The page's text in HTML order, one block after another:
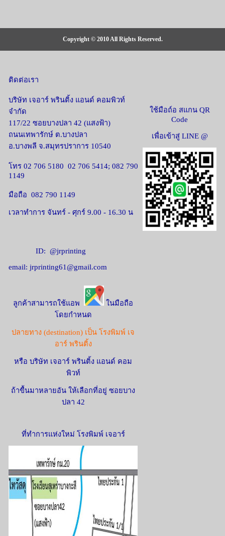
Copyright © 2010 All Rights Reserved.
ติดต่อเรา
บริษัท เจอาร์ พรินติ้ง แอนด์ คอมพิวท์
จำกัด
117/22 ซอยบางปลา 42 (แสงฟ้า)
ถนนเทพารักษ์ ต.บางปลา
อ.บางพลี จ.สมุทรปราการ 10540
โทร 02 706 5180 02 706 5414; 082 790
1149
มือถือ 082 790 1149
เวลาทำการ จันทร์ - ศุกร์ 9.00 - 16.30 น
ID: @jrprinting
email: jrprinting61@gmail.com
ใช้มือถ์อ สแกน QR
Code
เพื่อเข้าสู่ LINE @
ลูกค้าสามารถใช้แอพ
ในมือถือ
โดยกำหนด
ปลายทาง (destination) เป็น โรงพิมพ์ เจ
อาร์ พรินติ้ง
หรือ บริษัท เจอาร์ พรินติ้ง แอนด์ คอม
พิวท์
ถ้าขื้นมาหลายอัน ให้เลือกที่อยู่ ซอยบาง
ปลา 42
ที่ทำการแห่งใหม่ โรงพิมพ์ เจอาร์